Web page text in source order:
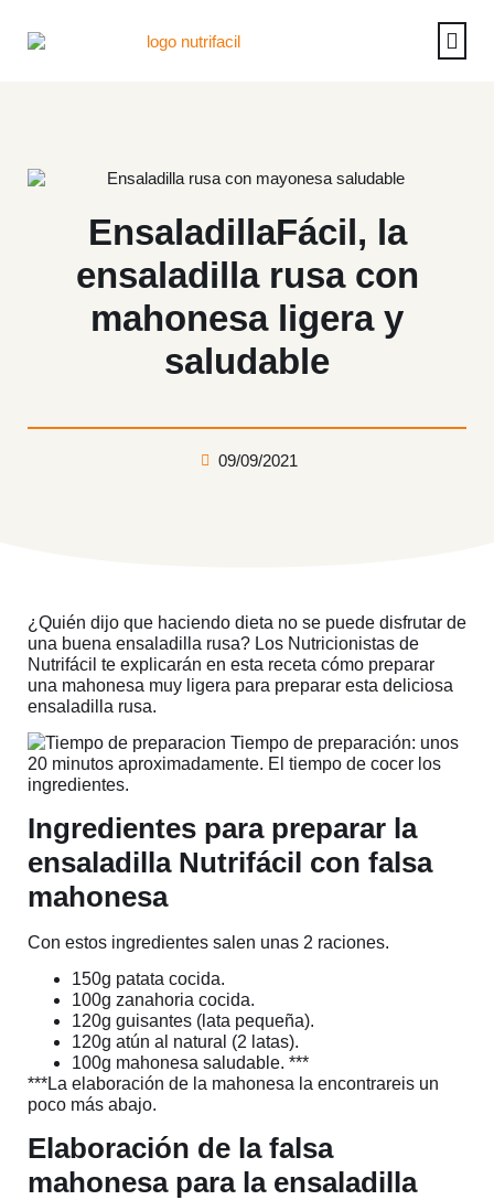
EnsaladillaFácil, la
ensaladilla rusa con
mahonesa ligera y
saludable
09/09/2021
¿Quién dijo que haciendo dieta no se puede disfrutar de
una buena ensaladilla rusa? Los Nutricionistas de
Nutrifácil te explicarán en esta receta cómo preparar
una mahonesa muy ligera para preparar esta deliciosa
ensaladilla rusa.
Tiempo de preparación: unos
20 minutos aproximadamente. El tiempo de cocer los
ingredientes.
Ingredientes para preparar la
ensaladilla Nutrifácil con falsa
mahonesa
Con estos ingredientes salen unas 2 raciones.
150g patata cocida.
100g zanahoria cocida.
120g guisantes (lata pequeña).
120g atún al natural (2 latas).
100g mahonesa saludable. ***
***La elaboración de la mahonesa la encontrareis un
poco más abajo.
Elaboración de la falsa
mahonesa para la ensaladilla